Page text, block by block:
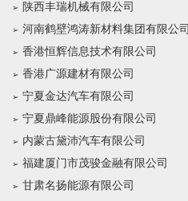
陕西丰瑞机械有限公司
河南鹤壁鸿涛新材料集团有限公司
香港恒辉信息技术有限公司
香港广源建材有限公司
宁夏金达汽车有限公司
宁夏鼎峰能源股份有限公司
内蒙古黛沛汽车有限公司
福建厦门市茂骏金融有限公司
甘肃名扬能源有限公司